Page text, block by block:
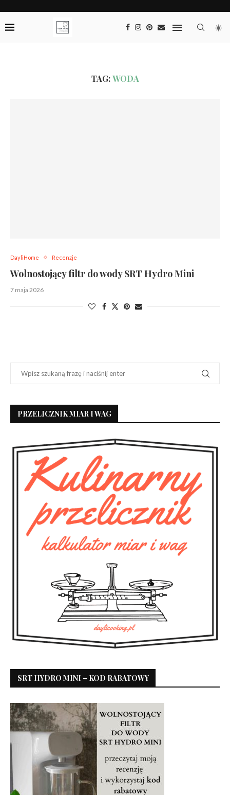
TAG:WODA
DayliHome Recenzje
Wolnostojący filtr do wody SRT Hydro Mini
7 maja 2026
PRZELICZNIK MIAR I WAG
SRT HYDRO MINI – KOD RABATOWY